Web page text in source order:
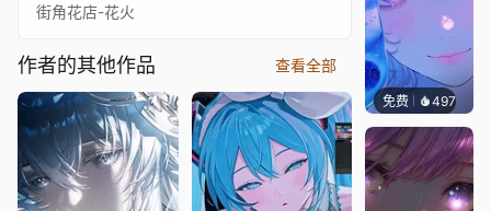
街角花店-花火
作者的其他作品 查看全部
免费 497辰东